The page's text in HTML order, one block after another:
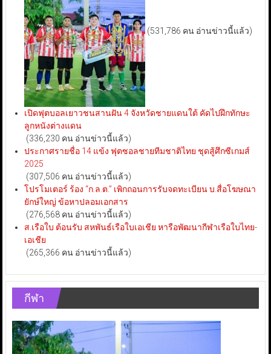
(531,786 คน อ่านข่าวนี้แล้ว)
เปิดฟุตบอลเยาวชนสานฝัน 4 จังหวัดชายแดนใต้ คัดไปฝึกทักษะ
ลูกหนังต่างแดน
(336,230 คน อ่านข่าวนี้แล้ว)
ประกาศรายชื่อ 14 แข้ง ฟุตซอลชายทีมชาติไทย ชุดสู้ศึกซีเกมส์
2025
(307,506 คน อ่านข่าวนี้แล้ว)
โปรโมเตอร์ ร้อง “ก.ล.ต.” เพิกถอนการรับจดทะเบียน บ.สื่อโฆษณา
ยักษ์ใหญ่ ข้อหาปลอมเอกสาร
(276,568 คน อ่านข่าวนี้แล้ว)
ส.เรือใบ ต้อนรับ สหพันธ์เรือใบเอเชีย หารือพัฒนากีฬาเรือใบไทย-
เอเชีย
(265,366 คน อ่านข่าวนี้แล้ว)
กีฬา